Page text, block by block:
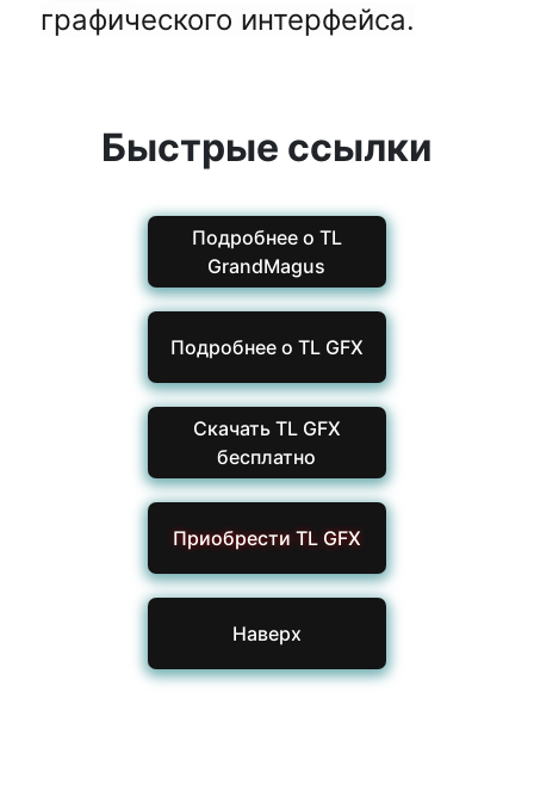
графического интерфейса.
Быстрые ссылки
Подробнее о TL
GrandMagus
Подробнее о TL GFX
Скачать TL GFX
бесплатно
Приобрести TL GFX
Наверх